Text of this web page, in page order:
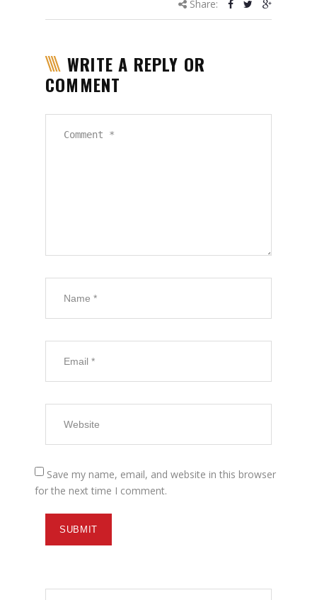
Share:
WRITE A REPLY OR
COMMENT
Save my name, email, and website in this browser
for the next time I comment.